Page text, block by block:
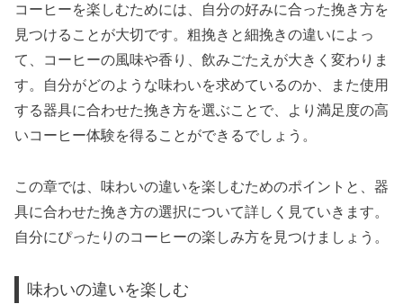
コーヒーを楽しむためには、自分の好みに合った挽き方を
見つけることが大切です。粗挽きと細挽きの違いによっ
て、コーヒーの風味や香り、飲みごたえが大きく変わりま
す。自分がどのような味わいを求めているのか、また使用
する器具に合わせた挽き方を選ぶことで、より満足度の高
いコーヒー体験を得ることができるでしょう。
この章では、味わいの違いを楽しむためのポイントと、器
具に合わせた挽き方の選択について詳しく見ていきます。
自分にぴったりのコーヒーの楽しみ方を見つけましょう。
味わいの違いを楽しむ